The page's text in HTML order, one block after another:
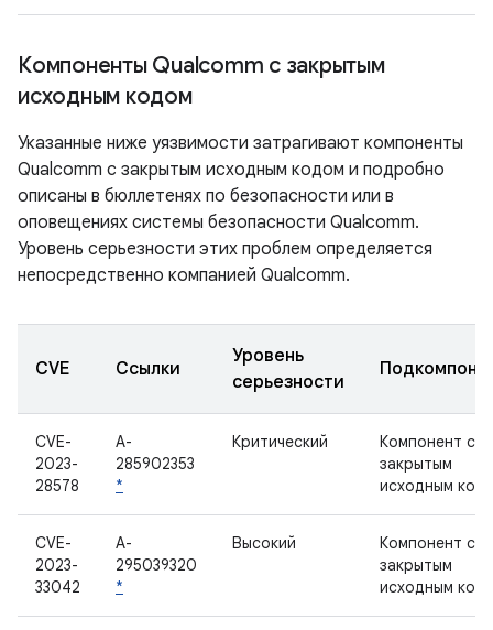
Компоненты Qualcomm с закрытым
исходным кодом
Указанные ниже уязвимости затрагивают компоненты
Qualcomm с закрытым исходным кодом и подробно
описаны в бюллетенях по безопасности или в
оповещениях системы безопасности Qualcomm.
Уровень серьезности этих проблем определяется
непосредственно компанией Qualcomm.
CVE Ссылки
Уровень
серьезности
CVE-
2023-
28578
A-
285902353
*
Критический
Компонент с
закрытым
исходным
CVE-
2023-
33042
A-
295039320
*
Высокий
Компонент с
закрытым
исходным